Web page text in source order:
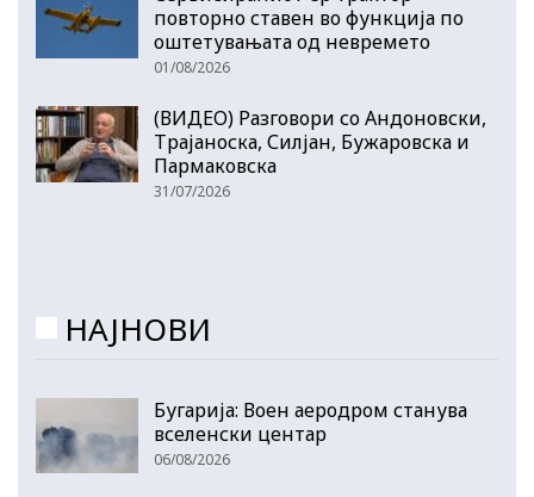
повторно ставен во функција по
оштетувањата од невремето
01/08/2026
(ВИДЕО) Разговори со Андоновски,
Трајаноска, Силјан, Бужаровска и
Пармаковска
31/07/2026
НАЈНОВИ
Бугарија: Воен аеродром станува
вселенски центар
06/08/2026